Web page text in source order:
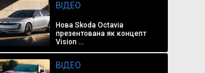
ВІДЕО
Нова Skoda Octavia
презентована як концепт
Vision ...
ВІДЕО